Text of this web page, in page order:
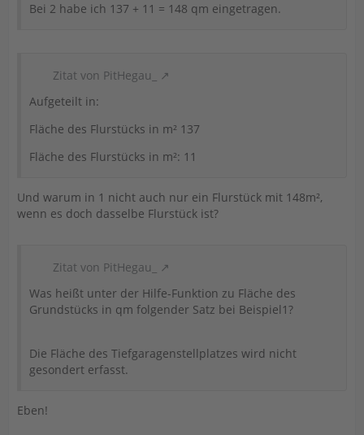
Bei 2 habe ich 137 + 11 = 148 qm eingetragen.
Zitat von PitHegau_
Aufgeteilt in:
Fläche des Flurstücks in m² 137
Fläche des Flurstücks in m²: 11
Und warum in 1 nicht auch nur ein Flurstück mit 148m²,
wenn es doch dasselbe Flurstück ist?
Zitat von PitHegau_
Was heißt unter der Hilfe-Funktion zu Fläche des
Grundstücks in qm folgender Satz bei Beispiel1?
Die Fläche des Tiefgaragenstellplatzes wird nicht
gesondert erfasst.
Eben!